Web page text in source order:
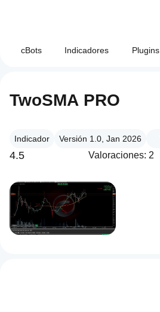
cBots Indicadores Plugins
TwoSMA PRO
Indicador Versión 1.0, Jan 2026
4.5 Valoraciones: 2